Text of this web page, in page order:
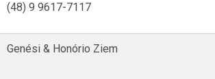
(48) 9 9617-7117
Genési & Honório Ziem